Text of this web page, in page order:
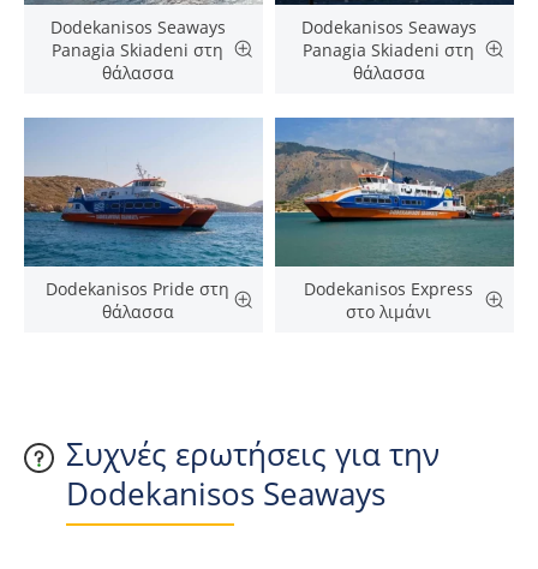
Dodekanisos Seaways
Panagia Skiadeni στη
θάλασσα
Dodekanisos Seaways
Panagia Skiadeni στη
θάλασσα
Dodekanisos Pride στη
θάλασσα
Dodekanisos Express
στο λιμάνι
Συχνές ερωτήσεις για την
Dodekanisos Seaways